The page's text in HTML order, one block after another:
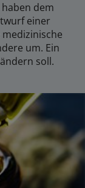
dem
einer
um. Ein
soll.